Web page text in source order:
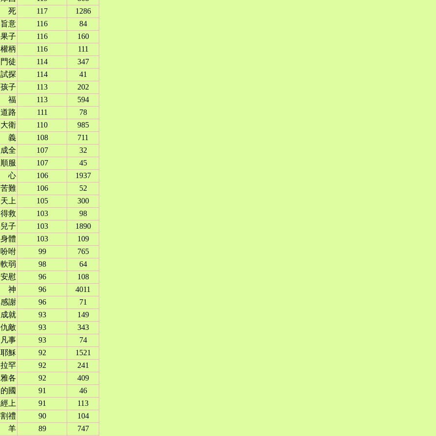
死
117
1286
旨意
116
84
果子
116
160
權柄
116
111
門徒
114
347
試探
114
41
孩子
113
202
福
113
594
道路
111
78
大衛
110
985
義
108
711
成全
107
32
順服
107
45
心
106
1937
苦難
106
52
天上
105
300
得救
103
98
兒子
103
1890
身體
103
109
吩咐
99
765
軟弱
98
64
安慰
96
108
神
96
4011
感謝
96
71
成就
93
149
仇敵
93
343
凡事
93
74
耶穌
92
1521
罕
92
241
雅各
92
409
國
91
46
經上
91
113
割禮
90
104
羊
89 747